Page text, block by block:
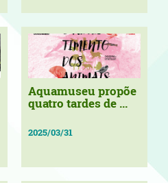
Aquamuseu propõe
quatro tardes de ...
2025/03/31